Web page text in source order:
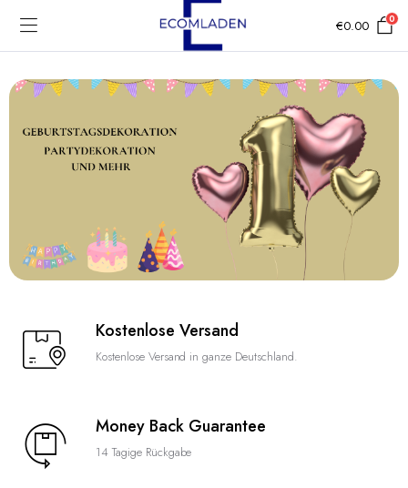
€0.00 0
Kostenlose Versand
Kostenlose Versand in ganze Deutschland.
Money Back Guarantee
14 Tagige Rückgabe